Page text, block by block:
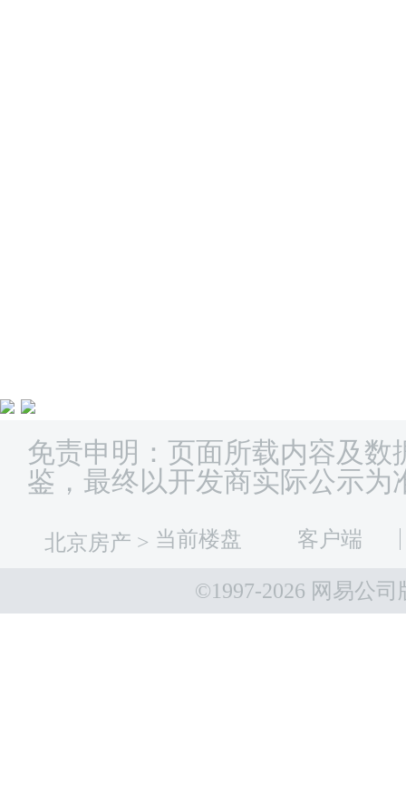
免责申明：页面所载内容及数
鉴，最终以开发商实际公示为
北京房产 > 当前楼盘 客户端
©1997-2026 网易公